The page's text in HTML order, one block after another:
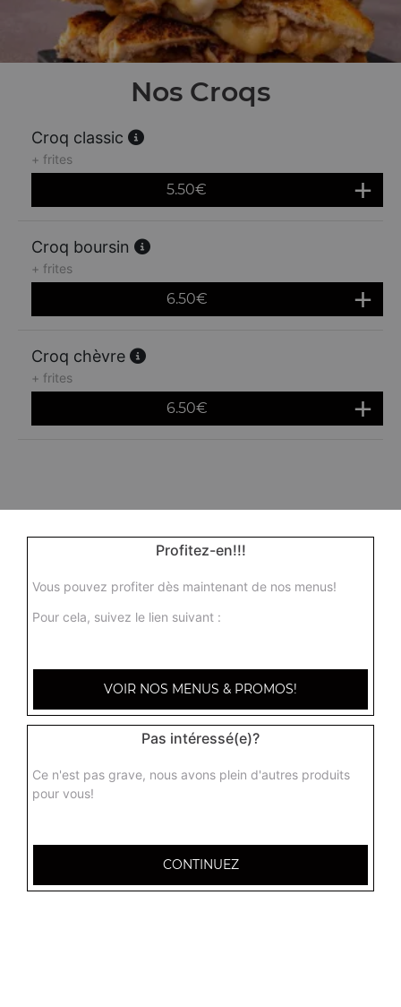
Nos Croqs
Croq classic
+ frites
5.50€
Croq boursin
+ frites
6.50€
Croq chèvre
+ frites
6.50€
Profitez-en!!!
Vous pouvez profiter dès maintenant de nos menus!
Pour cela, suivez le lien suivant :
VOIR NOS MENUS & PROMOS!
Pas intéressé(e)?
Ce n'est pas grave, nous avons plein d'autres produits
pour vous!
CONTINUEZ